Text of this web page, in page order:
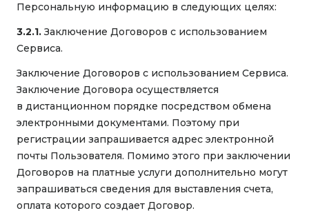
Персональную информацию в следующих целях:
3.2.1. Заключение Договоров с использованием
Сервиса.
Заключение Договоров с использованием Сервиса.
Заключение Договора осуществляется
в дистанционном порядке посредством обмена
электронными документами. Поэтому при
регистрации запрашивается адрес электронной
почты Пользователя. Помимо этого при заключении
Договоров на платные услуги дополнительно могут
запрашиваться сведения для выставления счета,
оплата которого создает Договор.